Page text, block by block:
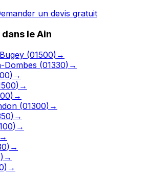
un devis gratuit
leAin
(01500) →
Dombes (01330) →
) →
) →
) →
(01300) →
) →
) →
→
) →
) →
) →